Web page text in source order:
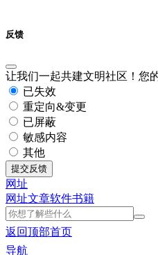
反馈
让我们一起共建文明社区！您
已失效
重定向&变更
已屏蔽
敏感内容
其他
提交反馈
网址
网址文章软件书籍
返回顶部首页
导航